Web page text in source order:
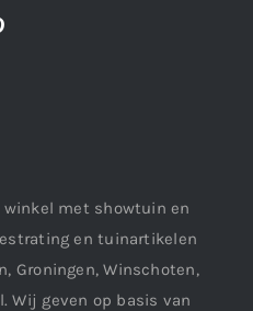
met showtuin en
en tuinartikelen
Groningen, Winschoten,
Wij geven op basis van